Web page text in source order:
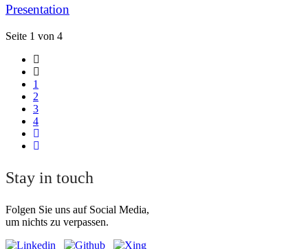
Presentation
Seite 1 von 4
1
2
3
4
Stay in touch
Folgen Sie uns auf Social Media,
um nichts zu verpassen.